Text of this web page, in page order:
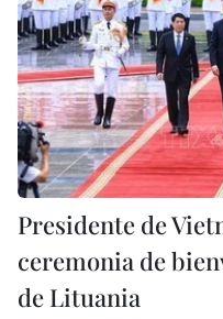
Presidente de
ceremonia de
de Lituania